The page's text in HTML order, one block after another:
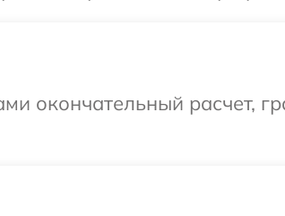
окончательный расчет,